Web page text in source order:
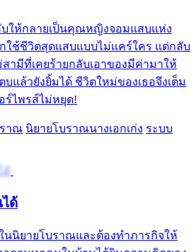
ให้กลายเป็นคุณหญิงจอมแสบแห่ง
ใช้ชีวิตสุดแสบแบบไม่แคร์ใคร แต่กลับ
สามีที่เคยร้ายกลับเอาของมีค่ามาให้
แล้วยังยิ้มได้ ชีวิตใหม่ของเธอจึงเต็ม
ร์ไพรส์ไม่หยุด!
าณ นิยายโบราณนางเอกเก่ง ระบบ
ด้
นนิยายโบราณและต้องทำภารกิจให้